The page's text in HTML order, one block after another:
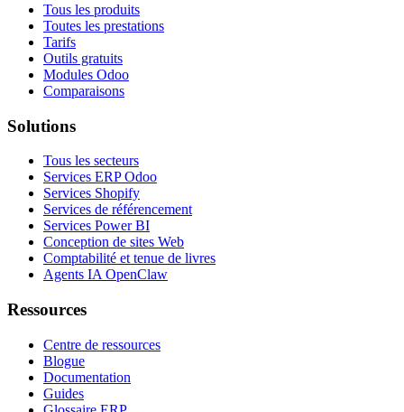
Tous les produits
Toutes les prestations
Tarifs
Outils gratuits
Modules Odoo
Comparaisons
Solutions
Tous les secteurs
Services ERP Odoo
Services Shopify
Services de référencement
Services Power BI
Conception de sites Web
Comptabilité et tenue de livres
Agents IA OpenClaw
Ressources
Centre de ressources
Blogue
Documentation
Guides